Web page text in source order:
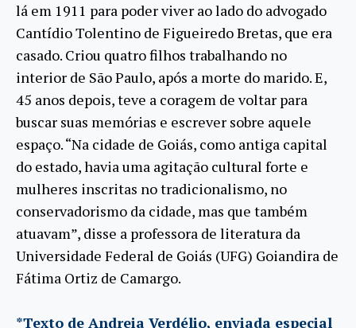
lá em 1911 para poder viver ao lado do advogado
Cantídio Tolentino de Figueiredo Bretas, que era
casado. Criou quatro filhos trabalhando no
interior de São Paulo, após a morte do marido. E,
45 anos depois, teve a coragem de voltar para
buscar suas memórias e escrever sobre aquele
espaço. “Na cidade de Goiás, como antiga capital
do estado, havia uma agitação cultural forte e
mulheres inscritas no tradicionalismo, no
conservadorismo da cidade, mas que também
atuavam”, disse a professora de literatura da
Universidade Federal de Goiás (UFG) Goiandira de
Fátima Ortiz de Camargo.
*Texto de Andreia Verdélio, enviada especial